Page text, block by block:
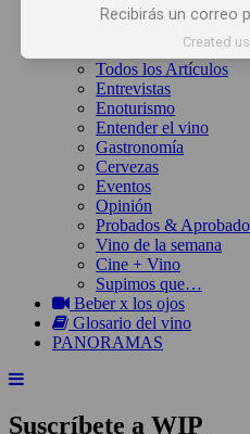
Inicio
Todos los Artículos
Entrevistas
Enoturismo
Entender el vino
Gastronomía
Cervezas
Eventos
Opinión
Probados &
Vino de la semana
Cine + Vino
Supimos que…
Beber x los ojos
Glosario del vino
PANORAMAS
Suscríbete a WIP
Recibirás un correo
Created